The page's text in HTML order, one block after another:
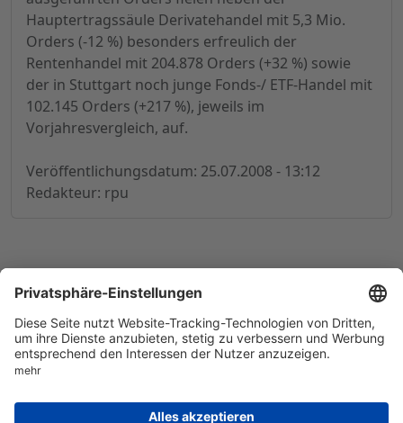
Hauptertragssäule Derivatehandel mit 5,3 Mio.
Orders (-12 %) besonders erfreulich der
Rentenhandel mit 204.878 Orders (+32 %) sowie
der in Stuttgart noch junge Fonds-/ ETF-Handel mit
102.145 Orders (+217 %), jeweils im
Vorjahresvergleich, auf.
Veröffentlichungsdatum: 25.07.2008 - 13:12
Redakteur: rpu
© 1998-2026by GSC Research GmbH
Datenschutz